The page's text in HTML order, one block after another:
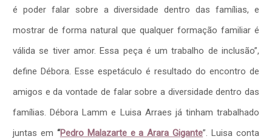
é poder falar sobre a diversidade dentro das famílias, e
mostrar de forma natural que qualquer formação familiar é
válida se tiver amor. Essa peça é um trabalho de inclusão”,
define Débora. Esse espetáculo é resultado do encontro de
amigos e da vontade de falar sobre a diversidade dentro das
famílias. Débora Lamm e Luisa Arraes já tinham trabalhado
juntas em “Pedro Malazarte e a Arara Gigante”. Luisa conta